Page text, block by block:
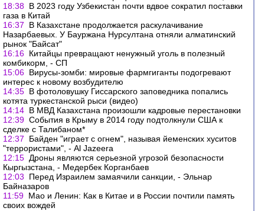
18:38 В 2023 году Узбекистан почти вдвое сократил поставки
газа в Китай
16:37
В Казахстане продолжается раскулачивание
Назарбаевых. У Бауржана Нурсултана отняли алматинский
рынок "Байсат"
16:16 Китайцы превращают ненужный уголь в полезный
комбикорм, - СП
15:06 Вирусы-зомби: мировые фармгиганты подогревают
интерес к новому возбудителю
14:35 В фотоловушку Гиссарского заповедника попались
котята туркестанской рыси (видео)
14:14 В МВД Казахстана произошли кадровые перестановки
12:39 События в Крыму в 2014 году подтолкнули США к
сделке с Талибаном*
12:37
Байден "играет с огнем", называя йеменских хуситов
"террористами", - Al Jazeera
12:15 Дроны являются серьезной угрозой безопасности
Кыргызстана, - Медербек Корганбаев
12:03
Перед Израилем замаячили санкции, - Эльнар
Байназаров
11:59 Мао и Ленин: Как в Китае и в России почтили память
своих вождей